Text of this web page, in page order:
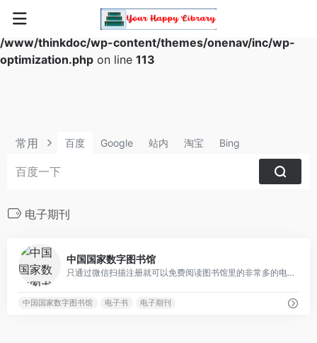
Warning
: Array to string conversion in
/www/thinkdoc/wp-content/themes/onenav/inc/wp-
optimization.php on line 113
常用 百度 Google 站内 淘宝 Bing
电子期刊
中国国家数字图书馆
只通过微信扫描注册就可以免费阅读图书馆里的非常多的电子书资源，非常值得收藏的平台
中国国家数字图书馆 电子书 电子期刊